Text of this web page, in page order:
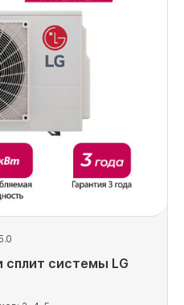
сплит системы LG